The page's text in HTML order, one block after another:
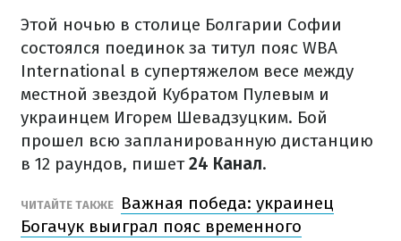
Этой ночью в столице Болгарии Софии
состоялся поединок за титул пояс WBA
International в супертяжелом весе между
местной звездой Кубратом Пулевым и
украинцем Игорем Шевадзуцким. Бой
прошел всю запланированную дистанцию
в 12 раундов, пишет24 Канал.
ЧИТАЙТЕ ТАКЖЕ
Важная победа: украинец
Богачук выиграл пояс временного